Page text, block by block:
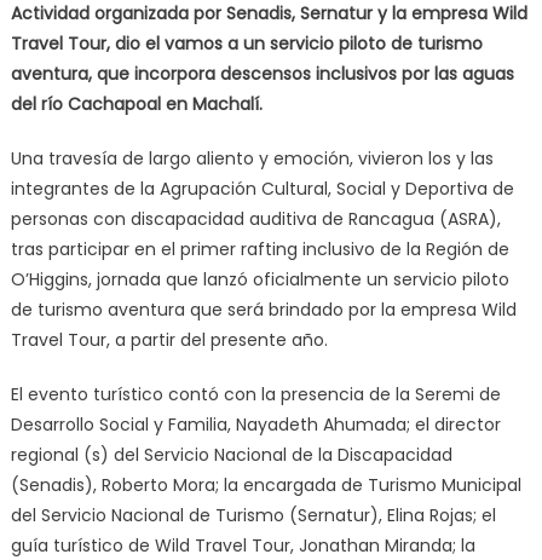
Actividad organizada por Senadis, Sernatur y la empresa Wild
Travel Tour, dio el vamos a un servicio piloto de turismo
aventura, que incorpora descensos inclusivos por las aguas
del río Cachapoal en Machalí.
Una travesía de largo aliento y emoción, vivieron los y las
integrantes de la Agrupación Cultural, Social y Deportiva de
personas con discapacidad auditiva de Rancagua (ASRA),
tras participar en el primer rafting inclusivo de la Región de
O’Higgins, jornada que lanzó oficialmente un servicio piloto
de turismo aventura que será brindado por la empresa Wild
Travel Tour, a partir del presente año.
El evento turístico contó con la presencia de la Seremi de
Desarrollo Social y Familia, Nayadeth Ahumada; el director
regional (s) del Servicio Nacional de la Discapacidad
(Senadis), Roberto Mora; la encargada de Turismo Municipal
del Servicio Nacional de Turismo (Sernatur), Elina Rojas; el
guía turístico de Wild Travel Tour, Jonathan Miranda; la